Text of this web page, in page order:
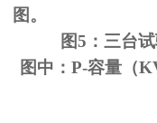
图。
图5：三台
图中：P-容量（